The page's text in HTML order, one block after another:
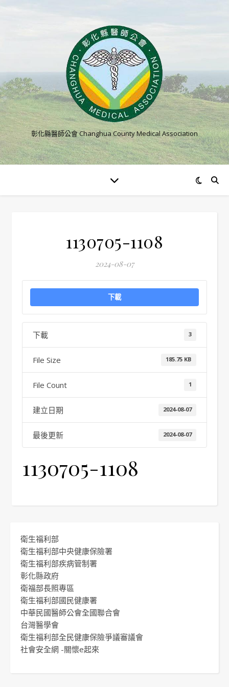
彰化縣醫師公會 Changhua County Medical Association
1130705-1108
2024-08-07
下載
下載 3
File Size 185.75 KB
File Count 1
建立日期 2024-08-07
最後更新 2024-08-07
1130705-1108
衛生福利部
衛生福利部中央健康保險署
衛生福利部疾病管制署
彰化縣政府
衛福部長照專區
衛生福利部國民健康署
中華民國醫師公會全國聯合會
台灣醫學會
衛生福利部全民健康保險爭議審議會
社會安全網 -關懷e起來